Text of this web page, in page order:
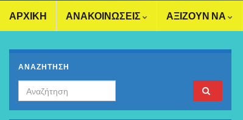
ΑΡΧΙΚΗ ΑΝΑΚΟΙΝΩΣΕΙΣ ΑΞΙΖΟΥΝ ΝΑ
ΑΝΑΖΗΤΗΣΗ
Search for: